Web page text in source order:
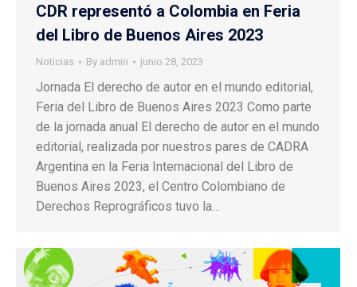
CDR representó a Colombia en Feria
del Libro de Buenos Aires 2023
Noticias By admin junio 28, 2023
Jornada El derecho de autor en el mundo editorial,
Feria del Libro de Buenos Aires 2023 Como parte
de la jornada anual El derecho de autor en el mundo
editorial, realizada por nuestros pares de CADRA
Argentina en la Feria Internacional del Libro de
Buenos Aires 2023, el Centro Colombiano de
Derechos Reprográficos tuvo la…